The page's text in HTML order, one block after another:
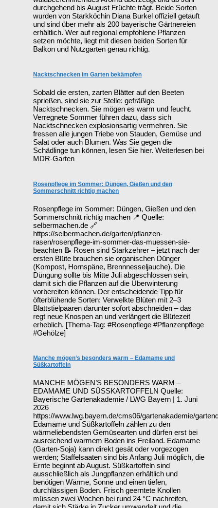
durchgehend bis August Früchte trägt. Beide Sorten
wurden von Starkköchin Diana Burkel offiziell getauft
und sind über mehr als 200 bayerische Gärtnereien
erhältlich. Wer auf regional empfohlene Pflanzen
setzen möchte, liegt mit diesen beiden Sorten für
Balkon und Nutzgarten genau richtig.
Nacktschnecken im Garten bekämpfen
Sobald die ersten, zarten Blätter auf den Beeten
sprießen, sind sie zur Stelle: gefräßige
Nacktschnecken. Sie mögen es warm und feucht.
Verregnete Sommer führen dazu, dass sich
Nacktschnecken explosionsartig vermehren. Sie
fressen alle jungen Triebe von Stauden, Gemüse und
Salat oder auch Blumen. Was Sie gegen die
Schädlinge tun können, lesen Sie hier. Weiterlesen bei
MDR-Garten
Rosenpflege im Sommer: Düngen, Gießen und den
Sommerschnitt richtig machen
Rosenpflege im Sommer: Düngen, Gießen und den
Sommerschnitt richtig machen 📍 Quelle:
selbermachen.de 🔗
https://selbermachen.de/garten/pflanzen-
rasen/rosenpflege-im-sommer-das-muessen-sie-
beachten 📝 Rosen sind Starkzehrer – jetzt nach der
ersten Blüte brauchen sie organischen Dünger
(Kompost, Hornspäne, Brennnesseljauche). Die
Düngung sollte bis Mitte Juli abgeschlossen sein,
damit sich die Pflanzen auf die Überwinterung
vorbereiten können. Der entscheidende Tipp für
öfterblühende Sorten: Verwelkte Blüten mit 2–3
Blattstielpaaren darunter sofort abschneiden – das
regt neue Knospen an und verlängert die Blütezeit
erheblich. [Thema-Tag: #Rosenpflege #Pflanzenpflege
#Gehölze]
Manche mögen’s besonders warm – Edamame und
Süßkartoffeln
MANCHE MÖGEN’S BESONDERS WARM –
EDAMAME UND SÜSSKARTOFFELN Quelle:
Bayerische Gartenakademie / LWG Bayern | 1. Juni
2026
https://www.lwg.bayern.de/cms06/gartenakademie/
Edamame und Süßkartoffeln zählen zu den
wärmeliebendsten Gemüsearten und dürfen erst bei
ausreichend warmem Boden ins Freiland. Edamame
(Garten-Soja) kann direkt gesät oder vorgezogen
werden; Staffelsaaten sind bis Anfang Juli möglich, die
Ernte beginnt ab August. Süßkartoffeln sind
ausschließlich als Jungpflanzen erhältlich und
benötigen Wärme, Sonne und einen tiefen,
durchlässigen Boden. Frisch geerntete Knollen
müssen zwei Wochen bei rund 24 °C nachreifen,